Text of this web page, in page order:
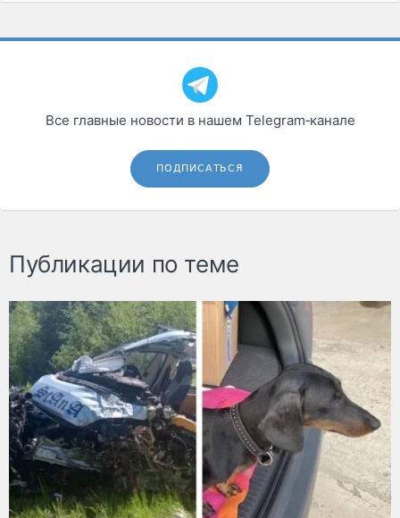
Все главные новости в нашем Telegram‑канале
ПОДПИСАТЬСЯ
Публикации по теме